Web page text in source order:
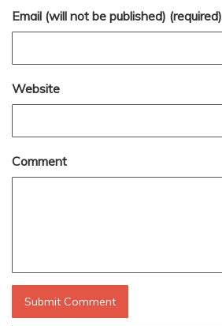
Email (will not be published) (required)
Website
Comment